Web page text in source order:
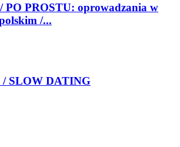
PROSTU: oprowadzania w
/...
SLOW DATING